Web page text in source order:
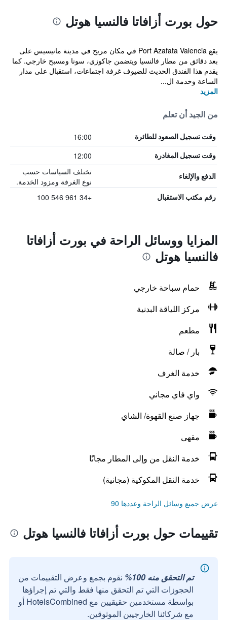
حول بورت أزافاتا فالنسيا هوتل
يقع Port Azafata Valencia في مكان مريح في مدينة مانيسيس على
بعد دقائق من مطار فالنسيا ويتضمن جاكوزي، سونا ومسبح خارجي. كما
يقدم هذا الفندق الحديث للضيوف غرفة اجتماعات، استقبال على مدار
الساعة وخدمة ال...
المزيد
من الجيد أن تعلم
وقت تسجيل الصعود للطائرة 16:00
وقت تسجيل المغادرة 12:00
الدفع والإلغاء
تختلف السياسات حسب
نوع الغرفة ومزود الخدمة.
رقم مكتب الاستقبال +34 961 546 100
المزايا ووسائل الراحة في بورت أزافاتا
فالنسيا هوتل
حمام سباحة خارجي
مركز اللياقة البدنية
مطعم
بار / صالة
خدمة الغرف
واي فاي مجاني
جهاز صنع القهوة/ الشاي
مقهى
خدمة النقل من وإلى المطار مجانًا
خدمة النقل المكوكية (مجانية)
عرض جميع وسائل الراحة وعددها 90
تقييمات حول بورت أزافاتا فالنسيا هوتل
تم التحقق منه 100%
نقوم بجمع وعرض التقييمات من
الحجوزات التي تم التحقق منها فقط والتي تم إجراؤها
بواسطة مستخدمين حقيقيين مع HotelsCombined أو
مع شركائنا الخارجيين الموثوقين.